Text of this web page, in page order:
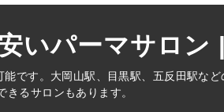
いパーマサロン
です。大岡山駅、目黒駅、五反田駅な
るサロンもあります。